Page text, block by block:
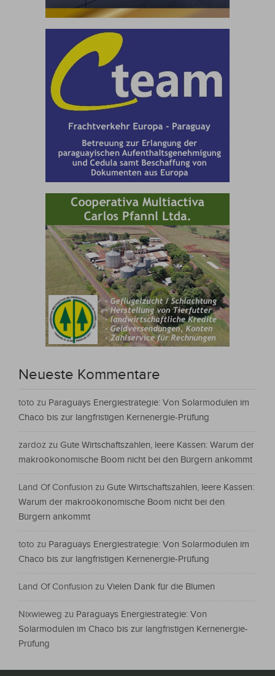
Neueste Kommentare
toto zu Paraguays Energiestrategie: Von Solarmodulen im
Chaco bis zur langfristigen Kernenergie-Prüfung
zardoz zu Gute Wirtschaftszahlen, leere Kassen: Warum der
makroökonomische Boom nicht bei den Bürgern ankommt
Land Of Confusion zu Gute Wirtschaftszahlen, leere Kassen:
Warum der makroökonomische Boom nicht bei den
Bürgern ankommt
toto zu Paraguays Energiestrategie: Von Solarmodulen im
Chaco bis zur langfristigen Kernenergie-Prüfung
Land Of Confusion zu Vielen Dank für die Blumen
Nixwieweg zu Paraguays Energiestrategie: Von
Solarmodulen im Chaco bis zur langfristigen Kernenergie-
Prüfung